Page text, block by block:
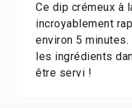
Ce dip crémeux à
incroyablement
environ 5
les ingrédients
être servi !